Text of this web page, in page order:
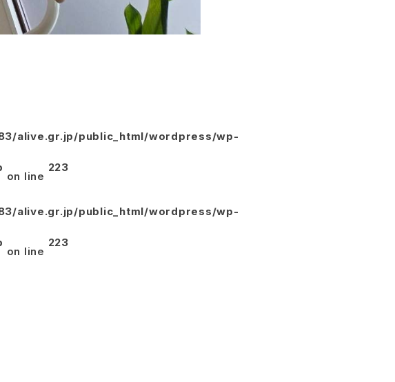
alive.gr.jp/public_html/wordpress/wp-
on line
223
alive.gr.jp/public_html/wordpress/wp-
on line
223